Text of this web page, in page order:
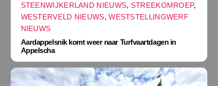
STEENWIJKERLAND NIEUWS, STREEKOMROEP,
WESTERVELD NIEUWS,WESTSTELLINGWERF
NIEUWS
Aardappelsnik komt weer naar Turfvaartdagen in
Appelscha